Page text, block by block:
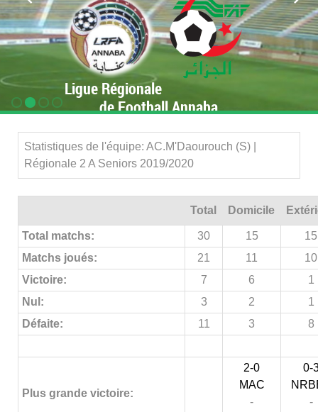
Ligue Régionale
de Football Annaba
Statistiques de l'équipe: AC.M'Daourouch (S) |
Régionale 2 A Seniors 2019/2020
Total Domicile
Total matchs: 30 15
15
Matchs joués:
21 11
10
Victoire:
7 6
1
Nul:
3 2
1
Défaite:
11 3 8
Plus grande victoire:
2-0
MAC
-
0-
-